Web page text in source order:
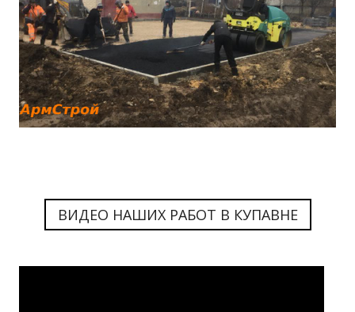
ВИДЕО НАШИХ РАБОТ В КУПАВНЕ